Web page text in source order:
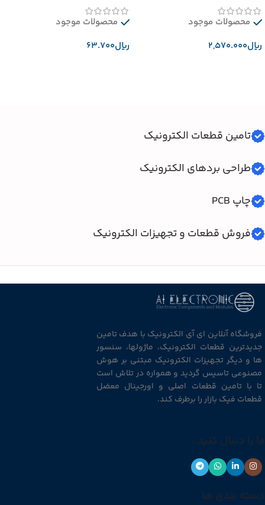
محصولات موجود
﷼
محصولات موجود
﷼
تامین قطعات الکترونیک
طراحی بردهای الکترونیک
چاپ PCB
فروش قطعات و تجهیزات الکترونیک
فروشگاه آنلاین ای آی الکترونیک با هدف تامین
جدیدترین قطعات الکترونیک، ماژولها، سنسور
ها و دیگر تجهیزات الکترونیک مبتنی بر هوش
مصنوعی تاسیس گردید و همواره در تلاش است
تا با تامین قطعات اصلی و اورجینال معضل
قطعات فیک بازار را برطرف کند.
ما را دنبال کنید :
دسته بندی ها